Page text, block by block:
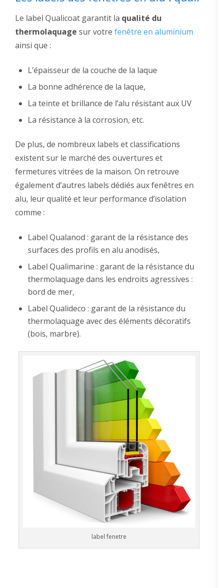
Le label Qualicoat garantit la qualité du
thermolaquage sur votre fenêtre en aluminium
ainsi que :
L’épaisseur de la couche de la laque
La bonne adhérence de la laque,
La teinte et brillance de l’alu résistant aux UV
La résistance à la corrosion, etc.
De plus, de nombreux labels et classifications
existent sur le marché des ouvertures et
fermetures vitrées de la maison. On retrouve
également d’autres labels dédiés aux fenêtres en
alu, leur qualité et leur performance d’isolation
comme :
Label Qualanod : garant de la résistance des
surfaces des profils en alu anodisés,
Label Qualimarine : garant de la résistance du
thermolaquage dans les endroits agressives :
bord de mer,
Label Qualideco : garant de la résistance du
thermolaquage avec des éléments décoratifs
(bois, marbre).
label fenetre